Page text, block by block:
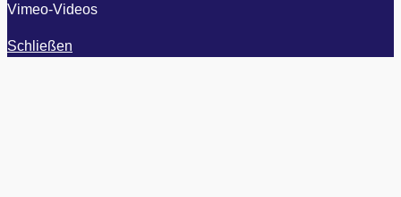
Vimeo-Videos
Schließen